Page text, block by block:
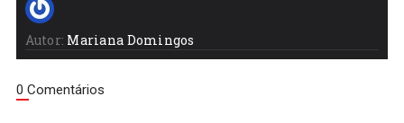
Autor: Mariana Domingos
0 Comentários